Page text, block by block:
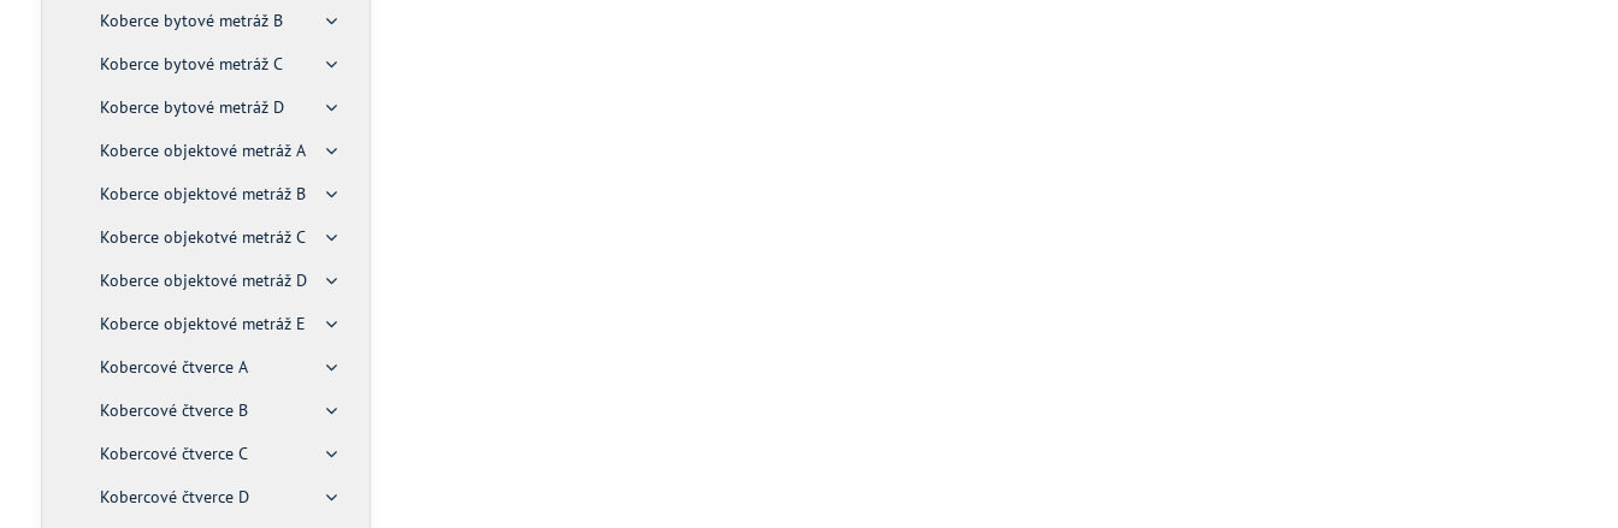
Koberce bytové metráž B
Koberce bytové metráž C
Koberce bytové metráž D
Koberce objektové metráž A
Koberce objektové metráž B
Koberce objekotvé metráž C
Koberce objektové metráž D
Koberce objektové metráž E
Kobercové čtverce A
Kobercové čtverce B
Kobercové čtverce C
Kobercové čtverce D